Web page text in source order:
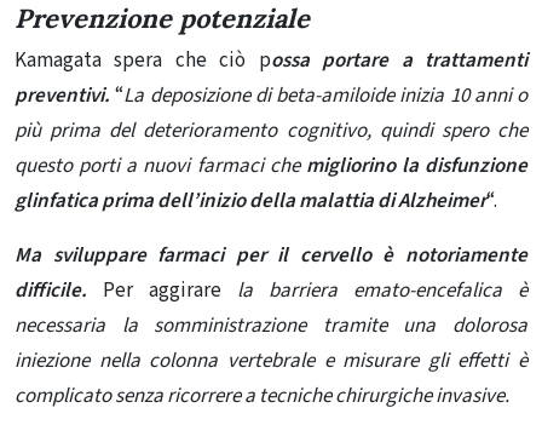
Prevenzione potenziale
Kamagata spera che ciò possa portare a trattamenti
preventivi. “La deposizione di beta-amiloide inizia 10 anni o
più prima del deterioramento cognitivo, quindi spero che
questo porti a nuovi farmaci che migliorino la disfunzione
glinfatica prima dell’inizio della malattia di Alzheimer“.
Ma sviluppare farmaci per il cervello è notoriamente
difficile.
Per aggirare la barriera emato-encefalica è
necessaria la somministrazione tramite una dolorosa
iniezione nella colonna vertebrale e misurare gli effetti è
complicato senza ricorrere a tecniche chirurgiche invasive.